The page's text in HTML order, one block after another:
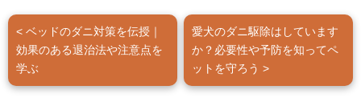
< ベッドのダニ対策を伝授｜
効果のある退治法や注意点を
学ぶ
愛犬のダニ駆除はしています
か？必要性や予防を知ってペ
ットを守ろう >